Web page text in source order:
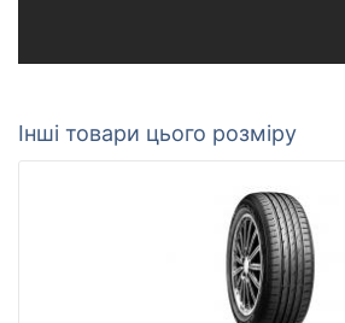
Інші товари цього розміру